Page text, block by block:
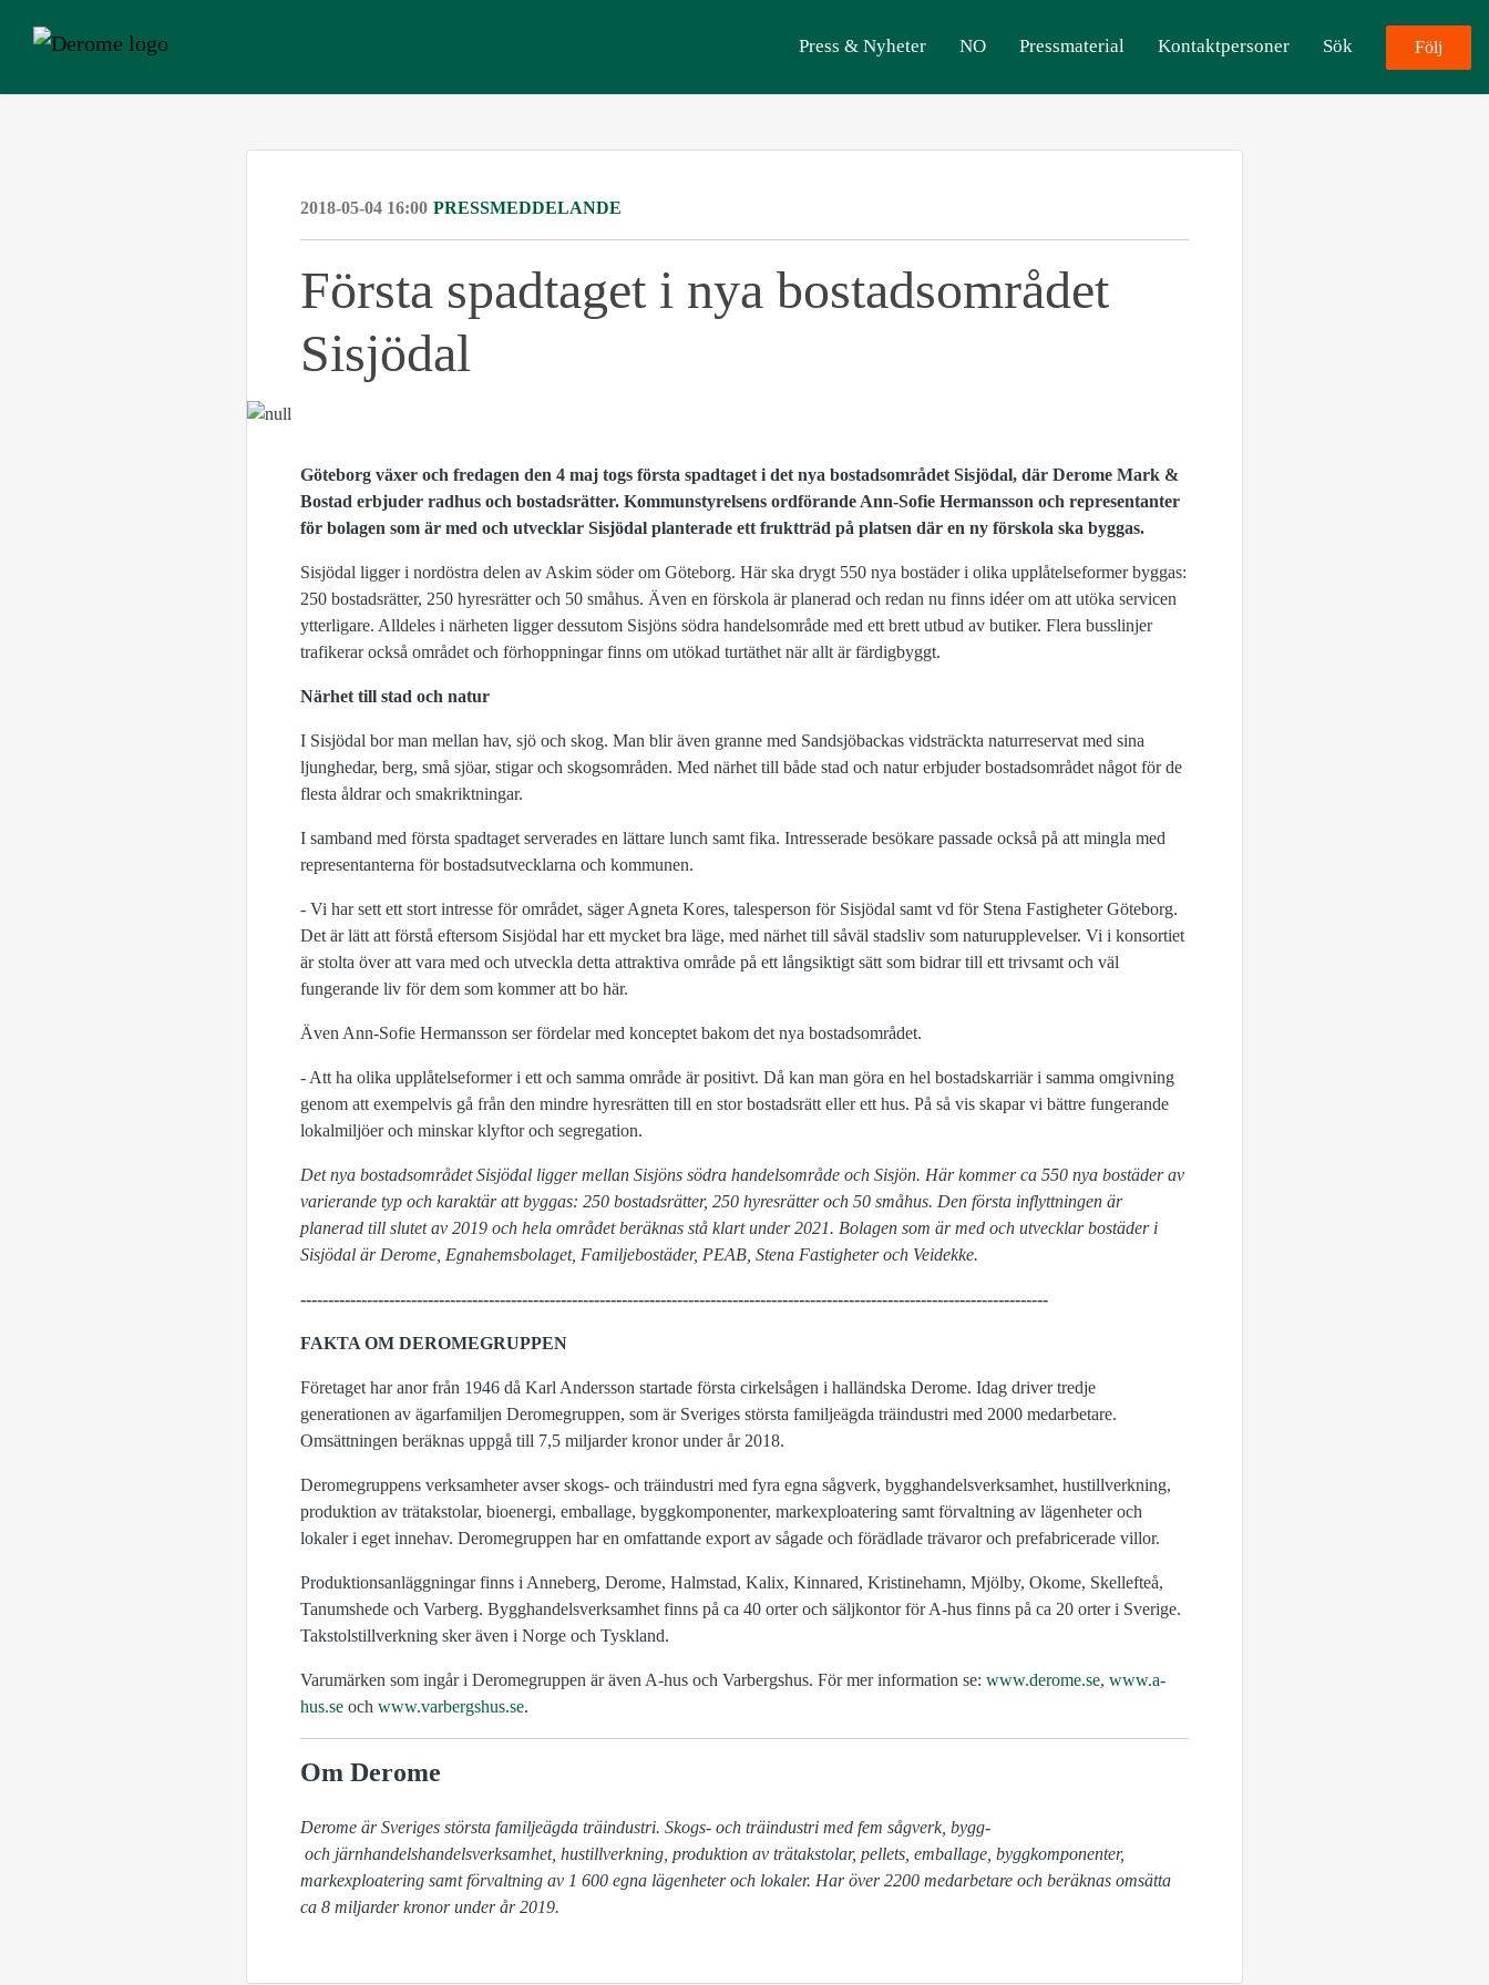
Press & Nyheter NO Pressmaterial Kontaktpersoner Sök Följ
2018-05-04 16:00 PRESSMEDDELANDE
Första spadtaget i nya bostadsområdet
Sisjödal
Göteborg växer och fredagen den 4 maj togs första spadtaget i det nya bostadsområdet Sisjödal, där Derome Mark &
Bostad erbjuder radhus och bostadsrätter. Kommunstyrelsens ordförande Ann-Sofie Hermansson och representanter
för bolagen som är med och utvecklar Sisjödal planterade ett fruktträd på platsen där en ny förskola ska byggas.
Sisjödal ligger i nordöstra delen av Askim söder om Göteborg. Här ska drygt 550 nya bostäder i olika upplåtelseformer byggas:
250 bostadsrätter, 250 hyresrätter och 50 småhus. Även en förskola är planerad och redan nu finns idéer om att utöka servicen
ytterligare. Alldeles i närheten ligger dessutom Sisjöns södra handelsområde med ett brett utbud av butiker. Flera busslinjer
trafikerar också området och förhoppningar finns om utökad turtäthet när allt är färdigbyggt.
Närhet till stad och natur
I Sisjödal bor man mellan hav, sjö och skog. Man blir även granne med Sandsjöbackas vidsträckta naturreservat med sina
ljunghedar, berg, små sjöar, stigar och skogsområden. Med närhet till både stad och natur erbjuder bostadsområdet något för de
flesta åldrar och smakriktningar.
I samband med första spadtaget serverades en lättare lunch samt fika. Intresserade besökare passade också på att mingla med
representanterna för bostadsutvecklarna och kommunen.
- Vi har sett ett stort intresse för området, säger Agneta Kores, talesperson för Sisjödal samt vd för Stena Fastigheter Göteborg.
Det är lätt att förstå eftersom Sisjödal har ett mycket bra läge, med närhet till såväl stadsliv som naturupplevelser. Vi i konsortiet
är stolta över att vara med och utveckla detta attraktiva område på ett långsiktigt sätt som bidrar till ett trivsamt och väl
fungerande liv för dem som kommer att bo här.
Även Ann-Sofie Hermansson ser fördelar med konceptet bakom det nya bostadsområdet.
- Att ha olika upplåtelseformer i ett och samma område är positivt. Då kan man göra en hel bostadskarriär i samma omgivning
genom att exempelvis gå från den mindre hyresrätten till en stor bostadsrätt eller ett hus. På så vis skapar vi bättre fungerande
lokalmiljöer och minskar klyftor och segregation.
Det nya bostadsområdet Sisjödal ligger mellan Sisjöns södra handelsområde och Sisjön. Här kommer ca 550 nya bostäder av
varierande typ och karaktär att byggas: 250 bostadsrätter, 250 hyresrätter och 50 småhus. Den första inflyttningen är
planerad till slutet av 2019 och hela området beräknas stå klart under 2021. Bolagen som är med och utvecklar bostäder i
Sisjödal är Derome, Egnahemsbolaget, Familjebostäder, PEAB, Stena Fastigheter och Veidekke.
---------------------------------------------------------------------------------------------------------------------------------------
FAKTA OM DEROMEGRUPPEN
Företaget har anor från 1946 då Karl Andersson startade första cirkelsågen i halländska Derome. Idag driver tredje
generationen av ägarfamiljen Deromegruppen, som är Sveriges största familjeägda träindustri med 2000 medarbetare.
Omsättningen beräknas uppgå till 7,5 miljarder kronor under år 2018.
Deromegruppens verksamheter avser skogs- och träindustri med fyra egna sågverk, bygghandelsverksamhet, hustillverkning,
produktion av trätakstolar, bioenergi, emballage, byggkomponenter, markexploatering samt förvaltning av lägenheter och
lokaler i eget innehav. Deromegruppen har en omfattande export av sågade och förädlade trävaror och prefabricerade villor.
Produktionsanläggningar finns i Anneberg, Derome, Halmstad, Kalix, Kinnared, Kristinehamn, Mjölby, Okome, Skellefteå,
Tanumshede och Varberg. Bygghandelsverksamhet finns på ca 40 orter och säljkontor för A-hus finns på ca 20 orter i Sverige.
Takstolstillverkning sker även i Norge och Tyskland.
Varumärken som ingår i Deromegruppen är även A-hus och Varbergshus. För mer information se: www.derome.se, www.a-
hus.se och www.varbergshus.se.
Om Derome
Derome är Sveriges största familjeägda träindustri. Skogs- och träindustri med fem sågverk, bygg-
markexploatering samt förvaltning av 1 600 egna lägenheter och lokaler. Har över 2200 medarbetare och beräknas omsätta
ca 8 miljarder kronor under år 2019.